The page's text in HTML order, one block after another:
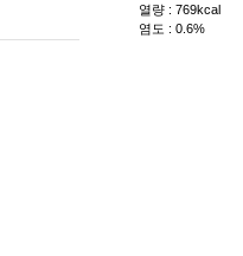
열량 : 769kcal
염도 : 0.6%